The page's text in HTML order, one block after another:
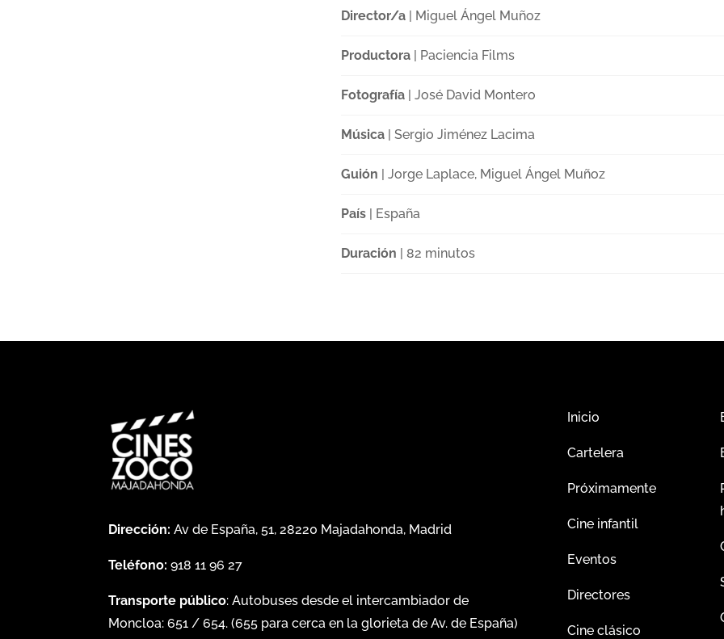
Director/a| Miguel Ángel Muñoz
Productora| Paciencia Films
Fotografía| José David Montero
Música| Sergio Jiménez Lacima
Guión | Jorge Laplace, Miguel Ángel Muñoz
País| España
Duración | 82 minutos
Dirección: Av de España, 51, 28220 Majadahonda, Madrid
Teléfono: 918 11 96 27
Transporte público: Autobuses desde el intercambiador de
Moncloa:651 /654. (655 para cerca en la glorieta de Av. de España)
Inicio
Cartelera
Próximamente
Cine infantil
Eventos
Directores
Cine clásico